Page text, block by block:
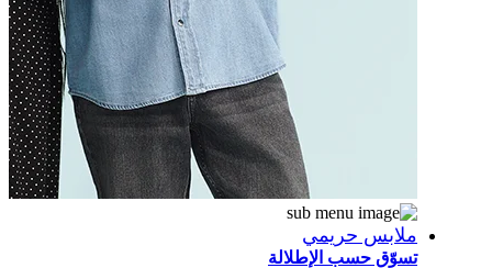
ملابس حريمي
تسوّق حسب الإطلالة